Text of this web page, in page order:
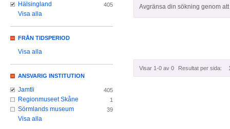
Avgränsa din sökning genom
Visar 1-0 av 0 Resultat per sida:
Hälsingland 405
Visa alla
FRÅN TIDSPERIOD
Visa alla
ANSVARIG INSTITUTION
Jamtli 405
Regionmuseet Skåne 1
Sörmlands museum 39
Visa alla